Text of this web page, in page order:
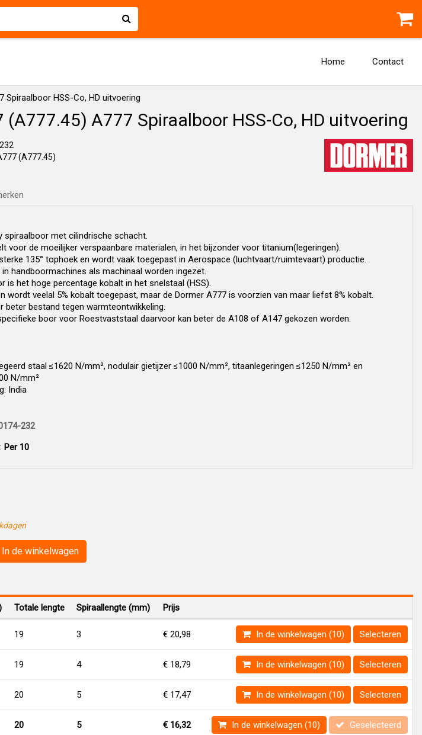
Home Contact
Spiraalboor HSS-Co, HD uitvoering
(A777.45) A777 Spiraalboor HSS-Co, HD uitvoering
(A777.45)
spiraalboor met cilindrische schacht.
voor de moeilijker verspaanbare materialen, in het bijzonder voor titanium(legeringen).
135° tophoek en wordt vaak toegepast in Aerospace (luchtvaart/ruimtevaart) productie.
handboormachines als machinaal worden ingezet.
is het hoge percentage kobalt in het snelstaal (HSS).
wordt veelal 5% kobalt toegepast, maar de Dormer A777 is voorzien van maar liefst 8% kobalt.
beter bestand tegen warmteontwikkeling.
boor voor Roestvaststaal daarvoor kan beter de A108 of A147 gekozen worden.
staal ≤1620 N/mm², nodulair gietijzer ≤1000 N/mm², titaanlegeringen ≤1250 N/mm² en
N/mm²
India
232
Per 10
In de winkelwagen
Totale lengte Spiraallengte (mm) Prijs
19 3 € 20,98 In de winkelwagen (10) Selecteren
19 4 € 18,79 In de winkelwagen (10) Selecteren
20 5 € 17,47 In de winkelwagen (10) Selecteren
20 5 € 16,32 In de winkelwagen (10) Geselecteerd